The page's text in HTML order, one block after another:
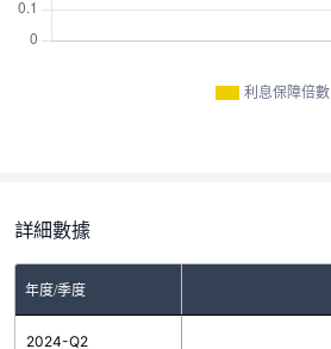
利息保障倍數
詳細數據
年度/季度
2024-Q2